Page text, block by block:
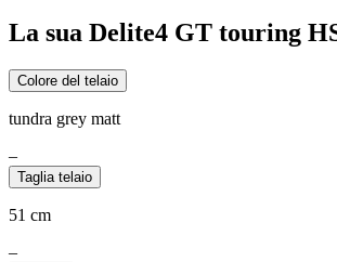
La sua Delite4 GT touring
Colore del telaio
tundra grey matt
–
Taglia telaio
51 cm
–